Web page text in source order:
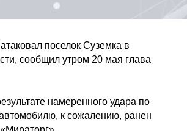
поселок Суземка в
сообщил утром 20 мая глава
намеренного удара по
к сожалению, ранен